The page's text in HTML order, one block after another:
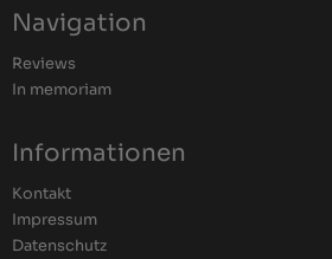
Navigation
Reviews
In memoriam
Informationen
Kontakt
Impressum
Datenschutz